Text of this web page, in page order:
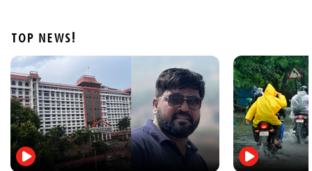
Latest
അഞ്ച് ജില്ലകളില്‍ നാളെ അവധി; വയനാട്ടില്‍
സ്പെഷല്‍ ക്ലാസുകള്‍ക്ക് അവധി
5 hours ago
TOP NEWS!